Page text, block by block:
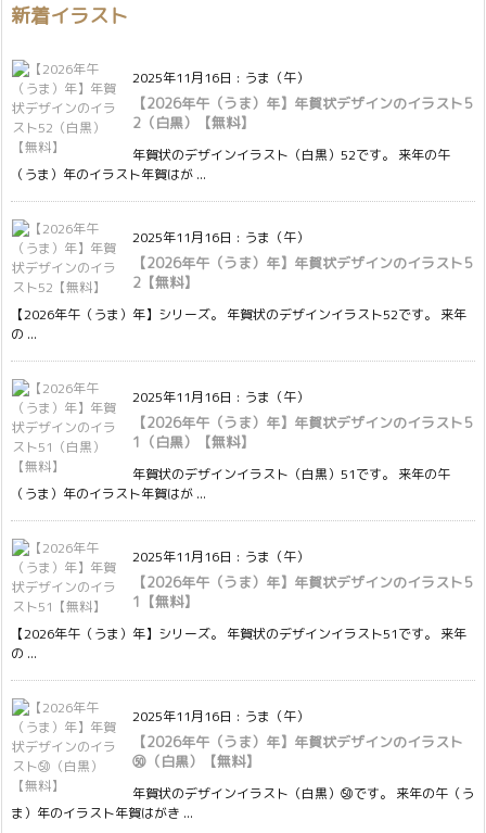
新着イラスト
2025年11月16日 : うま（午）
【2026年午（うま）年】年賀状デザインのイラスト5
2（白黒）【無料】
年賀状のデザインイラスト（白黒）52です。 来年の午
（うま）年のイラスト年賀はが ...
2025年11月16日 : うま（午）
【2026年午（うま）年】年賀状デザインのイラスト5
2【無料】
【2026年午（うま）年】シリーズ。 年賀状のデザインイラスト52です。 来年
の ...
2025年11月16日 : うま（午）
【2026年午（うま）年】年賀状デザインのイラスト5
1（白黒）【無料】
年賀状のデザインイラスト（白黒）51です。 来年の午
（うま）年のイラスト年賀はが ...
2025年11月16日 : うま（午）
【2026年午（うま）年】年賀状デザインのイラスト5
1【無料】
【2026年午（うま）年】シリーズ。 年賀状のデザインイラスト51です。 来年
の ...
2025年11月16日 : うま（午）
【2026年午（うま）年】年賀状デザインのイラスト
㊿（白黒）【無料】
年賀状のデザインイラスト（白黒）㊿です。 来年の午（う
ま）年のイラスト年賀はがき ...